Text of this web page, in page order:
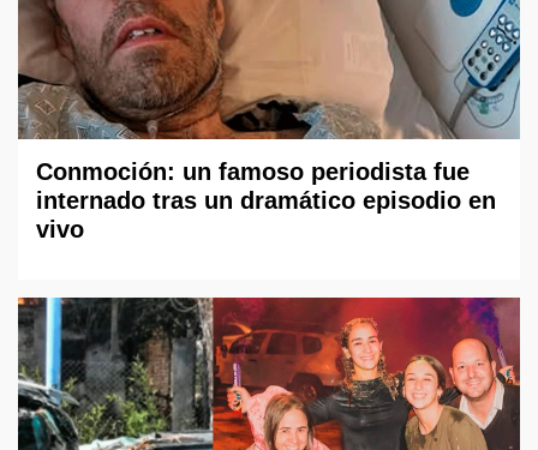
Conmoción: un famoso periodista fue
internado tras un dramático episodio en
vivo